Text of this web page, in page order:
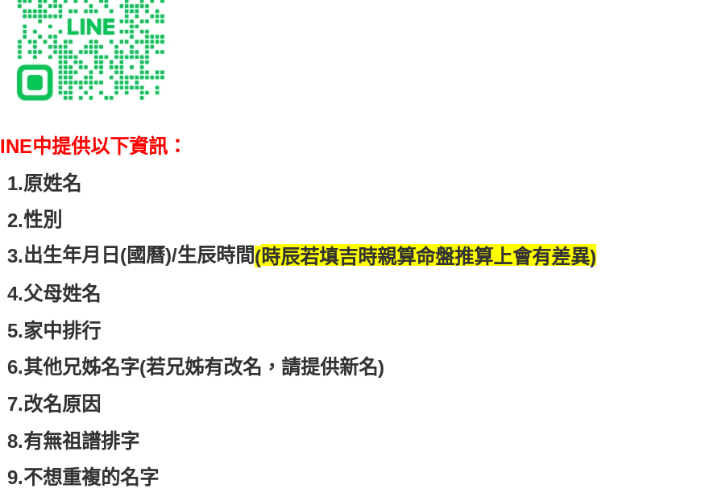
中提供以下資訊：
姓名
性別
出生年月日(國曆)/生辰時間(時辰若填吉時親算命盤推算上會有差異)
母姓名
中排行
他兄姊名字(若兄姊有改名，請提供新名)
名原因
有無祖譜排字
不想重複的名字